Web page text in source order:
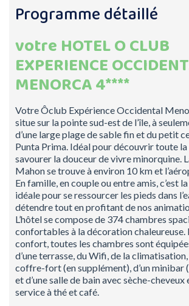
Programme détaillé
votre HOTEL O CLUB
EXPERIENCE
MENORCA 4****
Votre Ôclub Expérience Occidental
situe sur la pointe sud-est de l’île, à
d’une large plage de sable fin et du petit
Punta Prima. Idéal pour découvrir toute la
savourer la douceur de vivre minorquine.
Mahon se trouve à environ 10 km et
En famille, en couple ou entre amis, c’est
idéale pour se ressourcer les pieds dans
détendre tout en profitant de nos
L’hôtel se compose de 374 chambres
confortables à la décoration chaleureuse.
confort, toutes les chambres sont
d’une terrasse, du Wifi, de la climatisation,
coffre-fort (en supplément), d’un minibar
et d’une salle de bain avec sèche-
service à thé et café.